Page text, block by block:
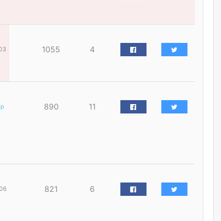
2026/08/06
Орон сууц, нийтийн аж ахуй,
авто зам, тохижилт
холбоотой ГОМДОЛ их байгааг
"Урьхан" Б.Чинбат гэж хүн
бизнес хамтрагчаа гүтгэж
1055 4
890 11
821 6